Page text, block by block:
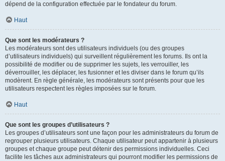
dépend de la configuration effectuée par le fondateur du forum.
Haut
Que sont les modérateurs ?
Les modérateurs sont des utilisateurs individuels (ou des groupes
d’utilisateurs individuels) qui surveillent régulièrement les forums. Ils ont la
possibilité de modifier ou de supprimer les sujets, les verrouiller, les
déverrouiller, les déplacer, les fusionner et les diviser dans le forum qu’ils
modèrent. En règle générale, les modérateurs sont présents pour que les
utilisateurs respectent les règles imposées sur le forum.
Haut
Que sont les groupes d’utilisateurs ?
Les groupes d’utilisateurs sont une façon pour les administrateurs du forum de
regrouper plusieurs utilisateurs. Chaque utilisateur peut appartenir à plusieurs
groupes et chaque groupe peut détenir des permissions individuelles. Ceci
facilite les tâches aux administrateurs qui pourront modifier les permissions de